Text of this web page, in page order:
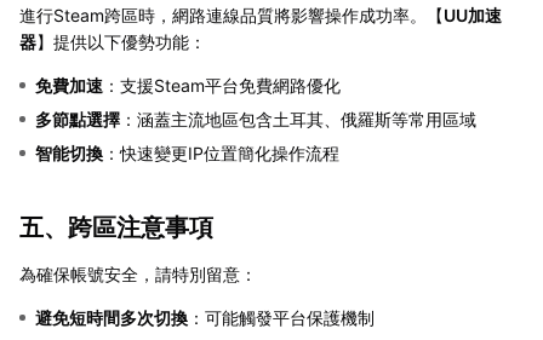
進行Steam跨區時，網路連線品質將影響操作成功率。【UU加速
器】提供以下優勢功能：
免費加速 ：支援Steam平台免費網路優化
多節點選擇 ：涵蓋主流地區包含土耳其、俄羅斯等常用區域
智能切換 ：快速變更IP位置簡化操作流程
五、跨區注意事項
為確保帳號安全，請特別留意：
避免短時間多次切換 ：可能觸發平台保護機制